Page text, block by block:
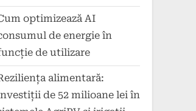
optimizează AI
de energie în
de utilizare
alimentară:
de 52 milioane lei în